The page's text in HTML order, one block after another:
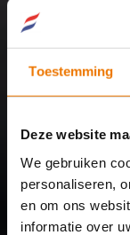
Toestemming
Deze website
We gebruiken
personaliseren,
en om ons
informatie over